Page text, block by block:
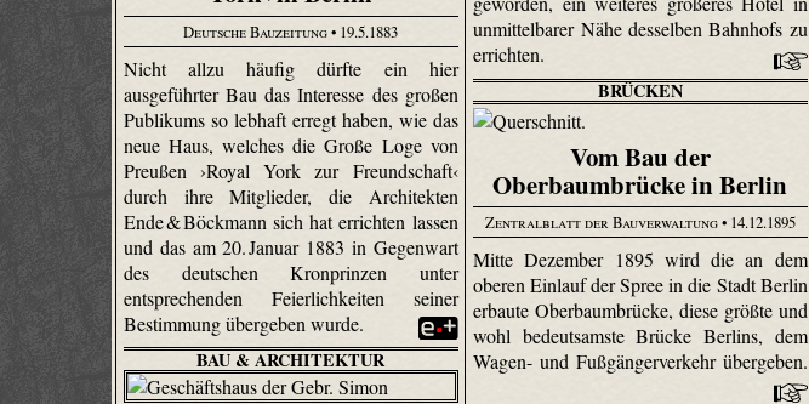
Deutsche Bauzeitung• 19.5.1883
Nicht allzu häufig dürfte ein hier
ausgeführter Bau das Interesse des großen
Publikums so lebhaft erregt haben, wie das
neue Haus, welches die Große Loge von
Preußen ›Royal York zur Freundschaft‹
durch ihre Mitglieder, die Architekten
Ende & Böckmann sich hat errichten lassen
und das am 20. Januar 1883 in Gegenwart
des deutschen Kronprinzen unter
entsprechenden Feierlichkeiten seiner
Bestimmung übergeben wurde.
unmittelbarer Nähe desselben Bahnhofs zu
errichten.
BRÜCKEN
Vom Bau der
Oberbaumbrücke in Berlin
Zentralblatt der Bauverwaltung• 14.12.1895
Mitte Dezember 1895 wird die an dem
oberen Einlauf der Spree in die Stadt Berlin
erbaute Oberbaumbrücke, diese größte und
wohl bedeutsamste Brücke Berlins, dem
Wagen- und Fußgängerverkehr übergeben.
BAU & ARCHITEKTUR